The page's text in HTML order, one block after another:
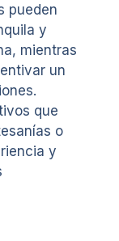
pueden
y
mientras
un
que
o
y